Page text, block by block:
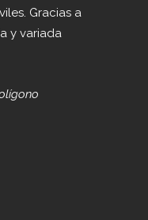
Gracias a
y variada